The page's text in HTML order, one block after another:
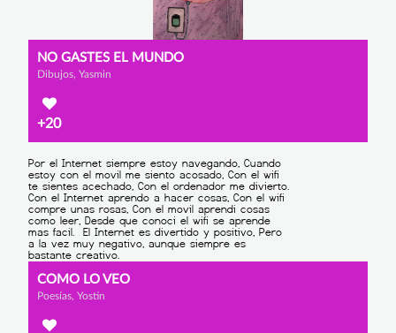
NO GASTES EL MUNDO
Dibujos, Yasmin
+20
COMO LO VEO
Poesías, Yostin